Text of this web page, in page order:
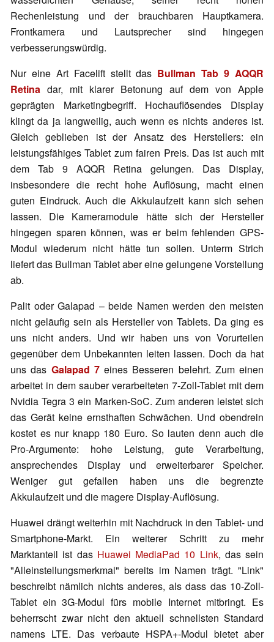
Rechenleistung und der brauchbaren Hauptkamera.
Frontkamera und Lautsprecher sind hingegen
verbesserungswürdig.
Nur eine Art Facelift stellt das Bullman Tab 9 AQQR
Retina dar, mit klarer Betonung auf dem von Apple
geprägten Marketingbegriff. Hochauflösendes Display
klingt da ja langweilig, auch wenn es nichts anderes ist.
Gleich geblieben ist der Ansatz des Herstellers: ein
leistungsfähiges Tablet zum fairen Preis. Das ist auch mit
dem Tab 9 AQQR Retina gelungen. Das Display,
insbesondere die recht hohe Auflösung, macht einen
guten Eindruck. Auch die Akkulaufzeit kann sich sehen
lassen. Die Kameramodule hätte sich der Hersteller
hingegen sparen können, was er beim fehlenden GPS-
Modul wiederum nicht hätte tun sollen. Unterm Strich
liefert das Bullman Tablet aber eine gelungene Vorstellung
ab.
Palit oder Galapad – beide Namen werden den meisten
nicht geläufig sein als Hersteller von Tablets. Da ging es
uns nicht anders. Und wir haben uns von Vorurteilen
gegenüber dem Unbekannten leiten lassen. Doch da hat
uns das Galapad 7eines Besseren belehrt. Zum einen
arbeitet in dem sauber verarbeiteten 7-Zoll-Tablet mit dem
Nvidia Tegra 3 ein Marken-SoC. Zum anderen leistet sich
das Gerät keine ernsthaften Schwächen. Und obendrein
kostet es nur knapp 180 Euro. So lauten denn auch die
Pro-Argumente: hohe Leistung, gute Verarbeitung,
ansprechendes Display und erweiterbarer Speicher.
Weniger gut gefallen haben uns die begrenzte
Akkulaufzeit und die magere Display-Auflösung.
Huawei drängt weiterhin mit Nachdruck in den Tablet- und
Smartphone-Markt. Ein weiterer Schritt zu mehr
Marktanteil ist das Huawei MediaPad 10 Link, das sein
"Alleinstellungsmerkmal" bereits im Namen trägt. "Link"
beschreibt nämlich nichts anderes, als dass das 10-Zoll-
Tablet ein 3G-Modul fürs mobile Internet mitbringt. Es
beherrscht zwar nicht den aktuell schnellsten Standard
namens LTE. Das verbaute HSPA+-Modul bietet aber